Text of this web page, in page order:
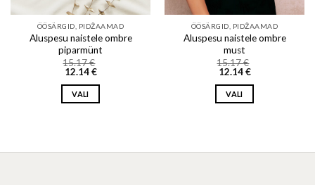
ÖÖSÄRGID, PIDŽAAMAD
Aluspesu naistele ombre
piparmünt
15.17€
12.14€
VALI
multiple
ÖÖSÄRGID, PIDŽAAMAD
Aluspesu naistele ombre
must
15.17€
12.14€
VALI
multiple